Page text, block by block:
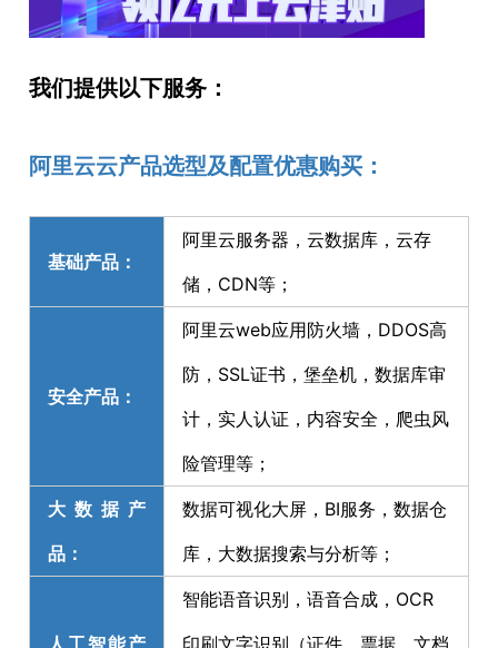
我们提供以下服务：
阿里云云产品选型及配置优惠购买：
基础产品：
阿里云服务器，云数据库，云存
储，CDN等；
安全产品：
阿里云web应用防火墙，DDOS高
防，SSL证书，堡垒机，数据库审
计，实人认证，内容安全，爬虫风
险管理等；
大数据产
品：
数据可视化大屏，BI服务，数据仓
库，大数据搜索与分析等；
人工智能产
智能语音识别，语音合成，OCR
印刷文字识别（证件、票据、文档